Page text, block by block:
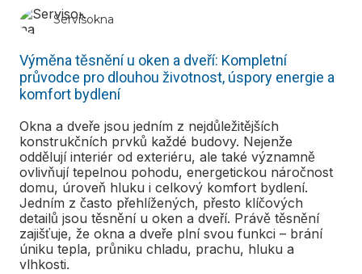
Servisokna
Výměna těsnění u oken a dveří: Kompletní
průvodce pro dlouhou životnost, úspory energie a
komfort bydlení
Okna a dveře jsou jedním z nejdůležitějších
konstrukčních prvků každé budovy. Nejenže
oddělují interiér od exteriéru, ale také významně
ovlivňují tepelnou pohodu, energetickou náročnost
domu, úroveň hluku i celkový komfort bydlení.
Jedním z často přehlížených, přesto klíčových
detailů jsou těsnění u oken a dveří. Právě těsnění
zajišťuje, že okna a dveře plní svou funkci – brání
úniku tepla, průniku chladu, prachu, hluku a
vlhkosti.